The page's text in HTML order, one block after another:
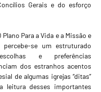
Gerais e do esforço
Para a Vida e a Missão e
se um estruturado
e preferências
dos estranhos acentos
de algumas igrejas “ditas”
leitura desses importantes